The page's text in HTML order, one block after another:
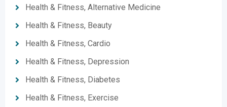
Health & Fitness, Alternative Medicine
Health & Fitness, Beauty
Health & Fitness, Cardio
Health & Fitness, Depression
Health & Fitness, Diabetes
Health & Fitness, Exercise